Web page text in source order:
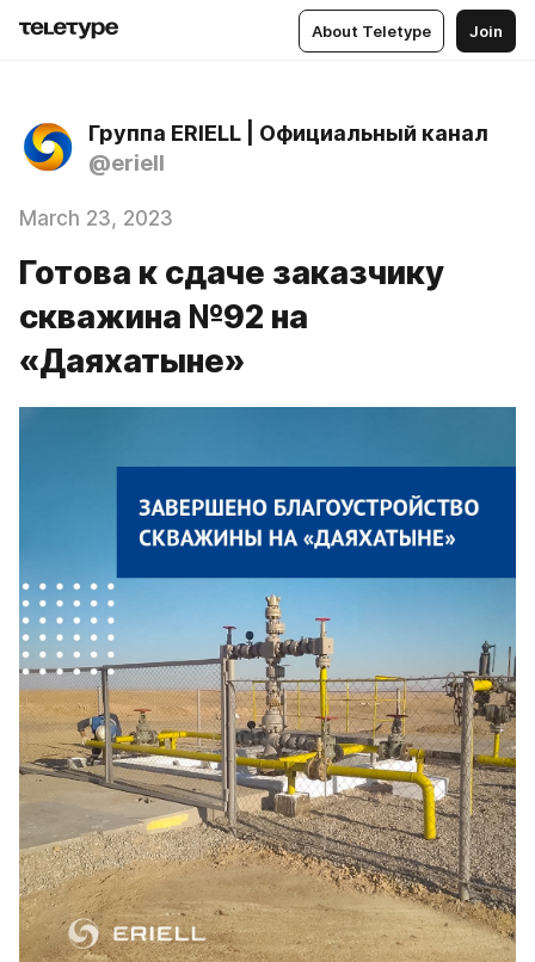
About Teletype Join
Группа ERIELL | Официальный канал
@eriell
March 23, 2023
Готова к сдаче заказчику
скважина №92 на
«Даяхатыне»